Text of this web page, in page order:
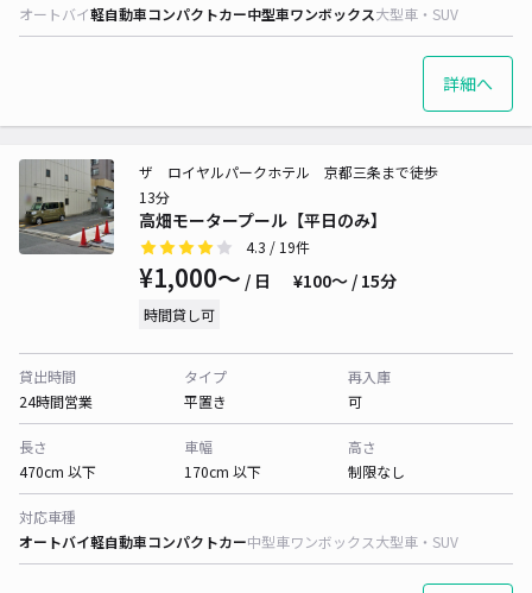
オートバイ軽自動車コンパクトカー中型車ワンボックス大型車・SUV
詳細へ
高畑モータープール【平日のみ】
ザ ロイヤルパークホテル 京都三条まで徒歩
13分
4.3 / 19件
¥1,000〜 / 日 ¥100〜 / 15分
時間貸し可
貸出時間
24時間営業
タイプ
平置き
再入庫
可
長さ
470cm 以下
車幅
170cm 以下
高さ
制限なし
対応車種
オートバイ軽自動車コンパクトカー中型車ワンボックス大型車・SUV